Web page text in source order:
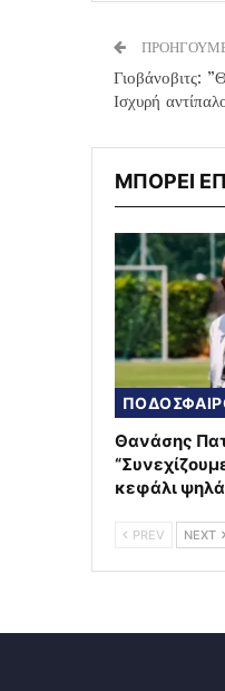
Γιοβάνοβιτς:
Ισχυρή
ΜΠΟΡΕΙ
Θανάσης
κεφάλι
PREV NEXT